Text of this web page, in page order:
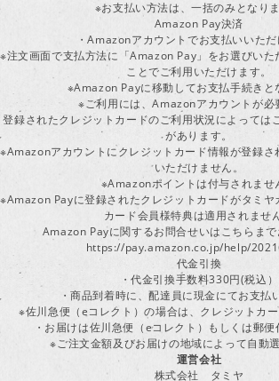
※お支払い方法は、一括のみとなりま
Amazon Pay決済
・Amazonアカウントでお支払いいただ
※注文画面で支払方法に「Amazon Pay」をお選びい
ことでご利用いただけます。
※Amazon Payに移動してお支払手続きと
※ご利用には、Amazonアカウントが必
登録されたクレジットカードのご利用状況によっては
があります。
※Amazonアカウントにクレジットカード情報が登録さ
いただけません。
※Amazonポイントは付与されませ
※Amazon Payに登録されたクレジットカードがタミヤ
カード会員様特典は適用されません
Amazon Payに関するお問合せいはこちらまで
https://pay.amazon.co.jp/help/
代金引換
・代金引換手数料330円(税込）
・商品到着時に、配達員に現金にてお支払
※佐川急便（eコレクト）の場合は、クレジットカー
・お届けは佐川急便（eコレクト）もしくは郵便
※ご注文金額及びお届けの地域によって自動選
運営会社
株式会社 タミヤ